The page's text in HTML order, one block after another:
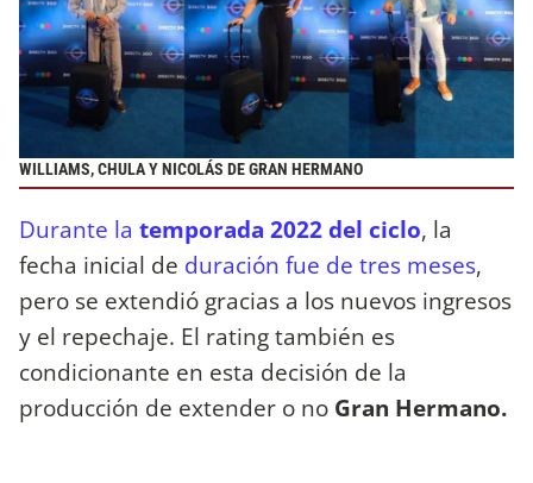
WILLIAMS, CHULA Y NICOLÁS DE GRAN HERMANO
Durante la temporada 2022 del ciclo, la
fecha inicial de duración fue de tres meses,
pero se extendió gracias a los nuevos ingresos
y el repechaje. El rating también es
condicionante en esta decisión de la
producción de extender o no Gran Hermano.